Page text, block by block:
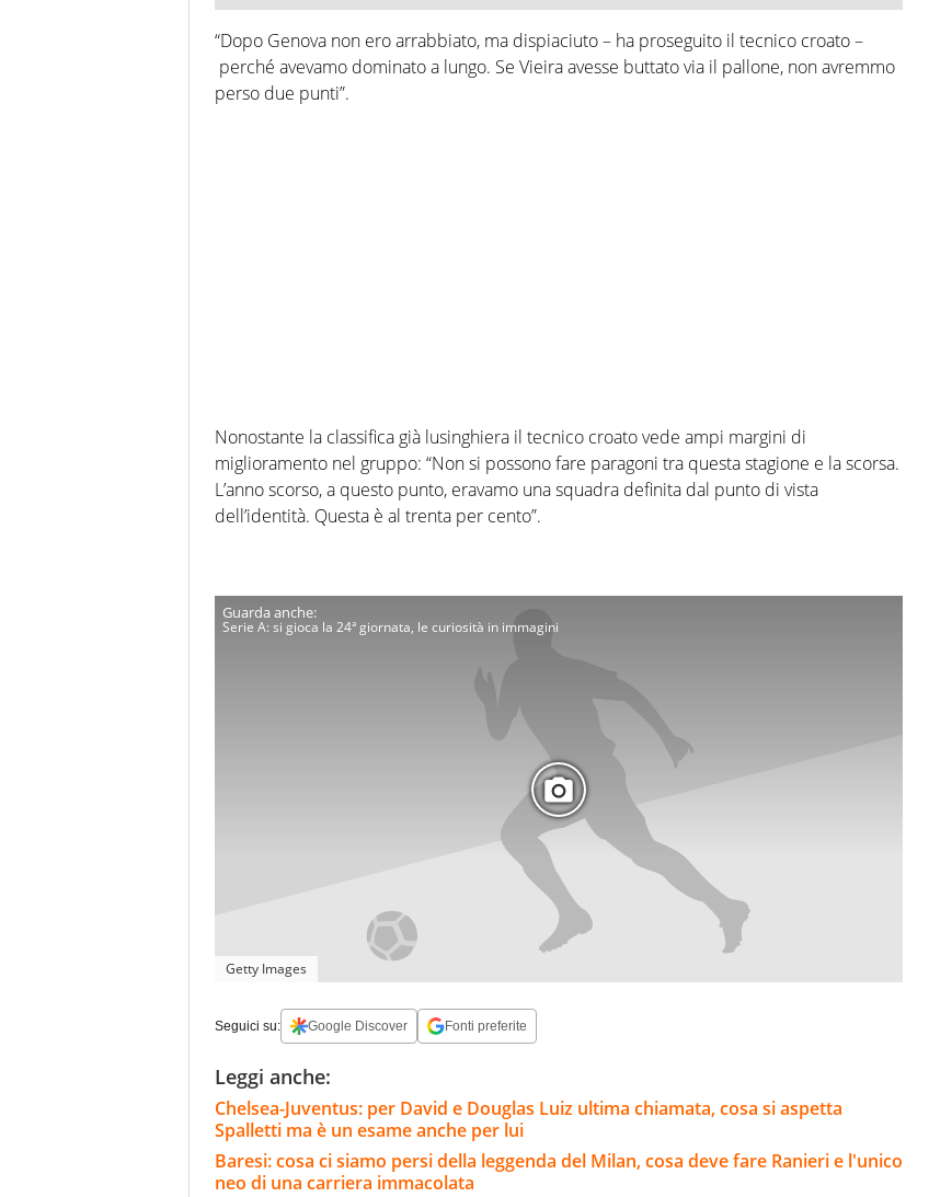
“Dopo Genova non ero arrabbiato, ma dispiaciuto – ha proseguito il tecnico croato –
perché avevamo dominato a lungo. Se Vieira avesse buttato via il pallone, non avremmo
perso due punti”.
Nonostante la classifica già lusinghiera il tecnico croato vede ampi margini di
miglioramento nel gruppo: “Non si possono fare paragoni tra questa stagione e la scorsa.
L’anno scorso, a questo punto, eravamo una squadra definita dal punto di vista
dell’identità. Questa è al trenta per cento”.
Serie A: si gioca la 24ª giornata, le curiosità in immagini
Getty Images
Seguici su: Google Discover Fonti preferite
Leggi anche:
Chelsea-Juventus: per David e Douglas Luiz ultima chiamata, cosa si aspetta
Spalletti ma è un esame anche per lui
Baresi: cosa ci siamo persi della leggenda del Milan, cosa deve fare Ranieri e l'unico
neo di una carriera immacolata